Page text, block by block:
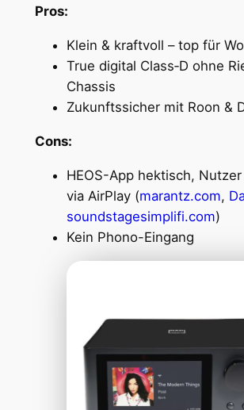
Pros:
Klein & kraftvoll – top für
True digital Class‑D ohne
Chassis
Zukunftssicher mit Roon &
Cons:
HEOS-App hektisch,
via AirPlay (marantz.com,
soundstagesimplifi.com)
Kein Phono-Eingang